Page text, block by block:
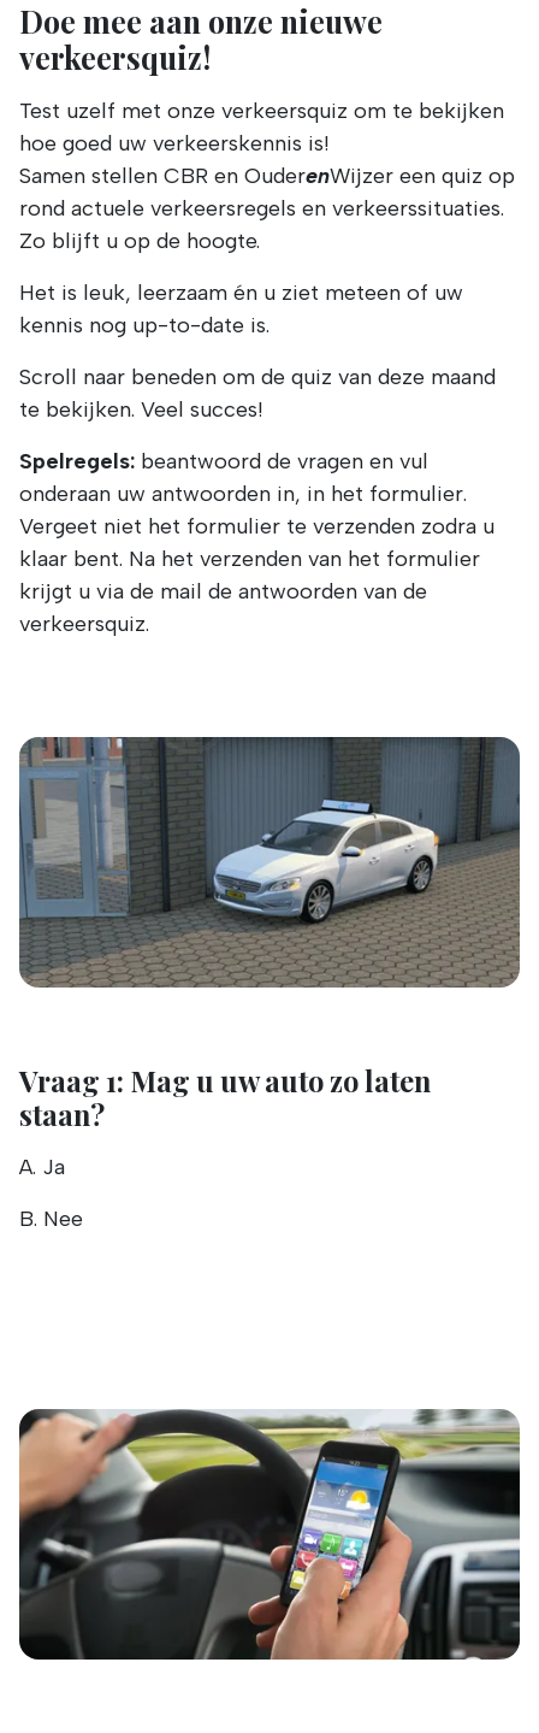
Doe mee aan onze nieuwe
verkeersquiz!
Test uzelf met onze verkeersquiz om te bekijken
hoe goed uw verkeerskennis is!
Samen stellen CBR en OuderenWijzer een quiz op
rond actuele verkeersregels en verkeerssituaties.
Zo blijft u op de hoogte.
Het is leuk, leerzaam én u ziet meteen of uw
kennis nog up-to-date is.
Scroll naar beneden om de quiz van deze maand
te bekijken. Veel succes!
Spelregels: beantwoord de vragen en vul
onderaan uw antwoorden in, in het formulier.
Vergeet niet het formulier te verzenden zodra u
klaar bent. Na het verzenden van het formulier
krijgt u via de mail de antwoorden van de
verkeersquiz.
Vraag 1: Mag u uw auto zo laten
staan?
A. Ja
B. Nee